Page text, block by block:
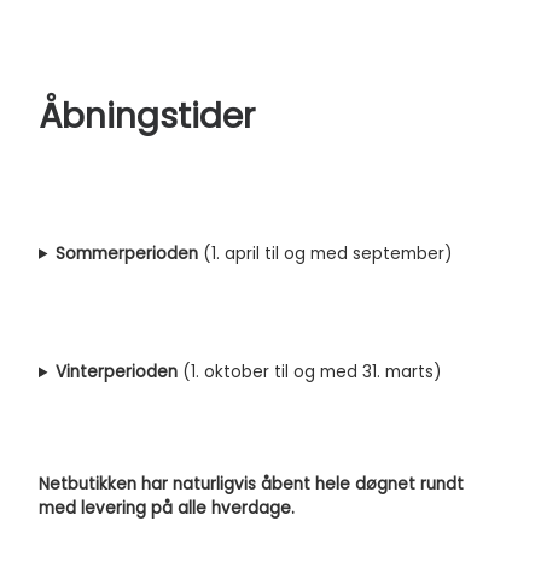
Åbningstider
Sommerperioden (1. april til og med september)
Vinterperioden (1. oktober til og med 31. marts)
Netbutikken har naturligvis åbent hele døgnet rundt
med levering på alle hverdage.